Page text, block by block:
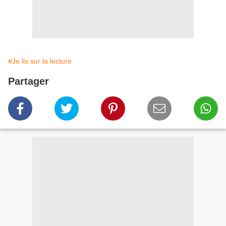
#Je lis sur la lecture
Partager